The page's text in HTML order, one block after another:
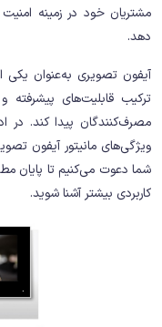
مشتریان خود در زمینه
دهد.
آیفون تصویری به‌عنوان یکی
ترکیب قابلیت‌های پیشرفته
مصرف‌کنندگان پیدا کند. در
شما دعوت می‌کنیم تا پایان
کاربردی بیشتر آشنا شوید.